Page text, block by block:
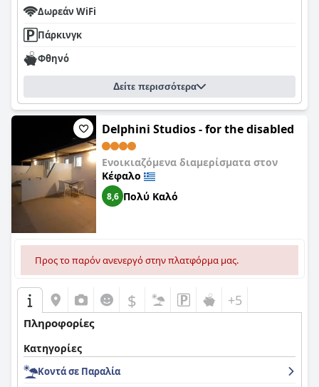
Δωρεάν WiFi
Πάρκινγκ
Φθηνό
Δείτε περισσότερα
Delphini Studios - for the disabled
Ενοικιαζόμενα διαμερίσματα στον
Κέφαλο
8,6 Πολύ Καλό
Προς το παρόν ανενεργό στην πλατφόρμα μας.
$ +5
Πληροφορίες
Κατηγορίες
Κοντά σε Παραλία